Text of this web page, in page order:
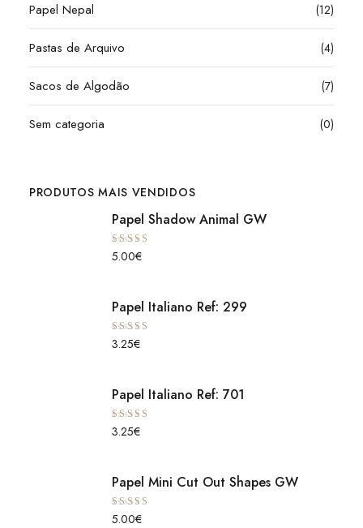
Papel Nepal (12)
Pastas de Arquivo (4)
Sacos de Algodão (7)
Sem categoria (0)
PRODUTOS MAIS VENDIDOS
Papel Shadow Animal GW
Avaliação
5.00 de 5
5.00€
Papel Italiano Ref: 299
Avaliação
5.00de 5
3.25€
Papel Italiano Ref: 701
Avaliação
5.00de 5
3.25€
Papel Mini Cut Out Shapes GW
Avaliação
5.00 de 5
5.00€